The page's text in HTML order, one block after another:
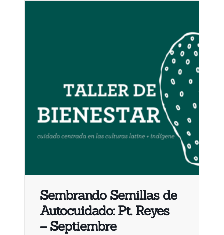
Sembrando Semillas de
Autocuidado: Pt. Reyes
– Septiembre